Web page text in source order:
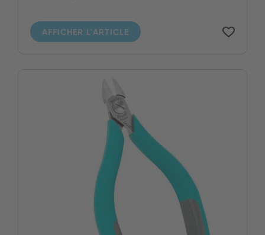
AFFICHER L'ARTICLE